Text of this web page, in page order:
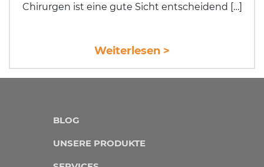
Chirurgen ist eine gute Sicht entscheidend […]
Weiterlesen >
BLOG
UNSERE PRODUKTE